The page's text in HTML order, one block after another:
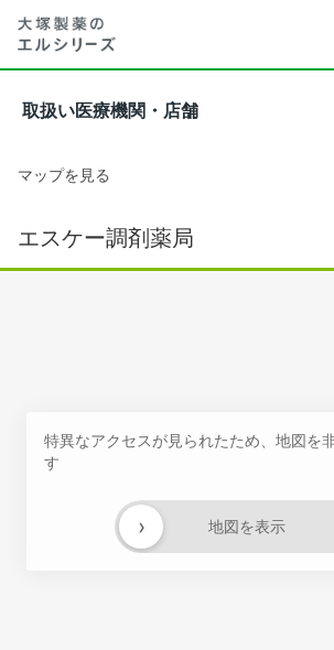
取扱い医療機関・店舗
マップを見る
エスケー調剤薬局
特異なアクセスが見られたため、地図を
す
地図を表示
›